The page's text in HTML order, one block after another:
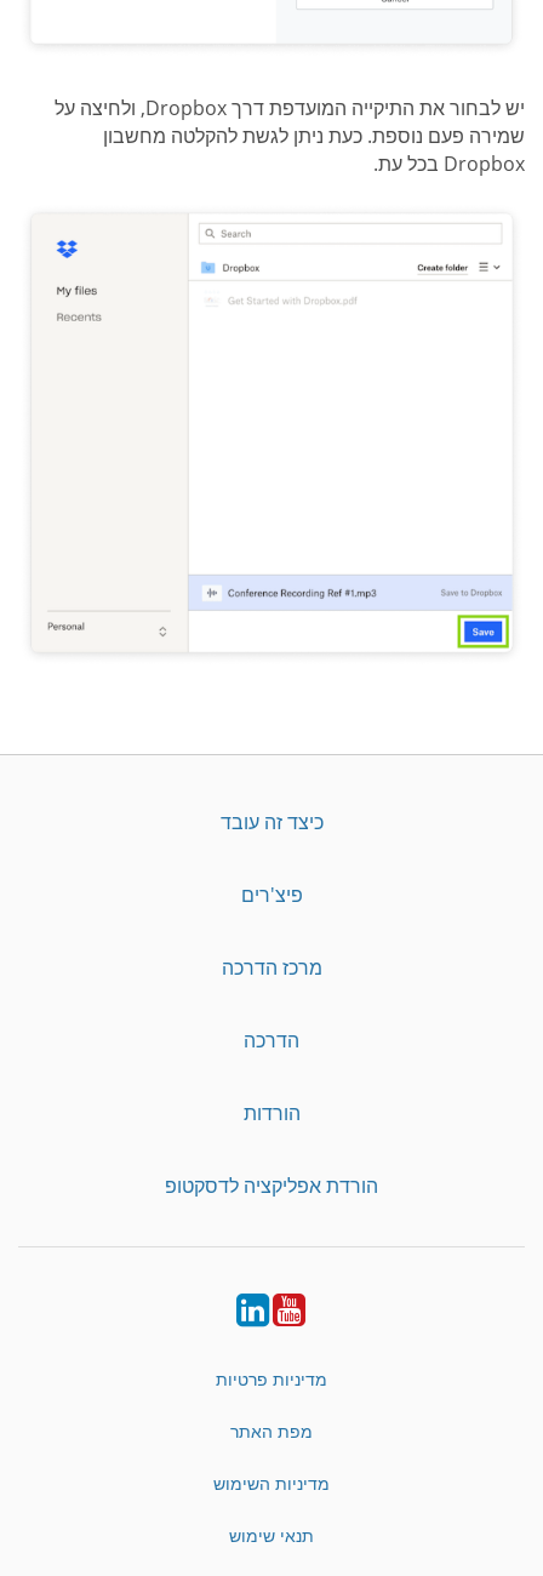
יש לבחור את התיקייה המועדפת דרך Dropbox, ולחיצה על
שמירה פעם נוספת. כעת ניתן לגשת להקלטה מחשבון
Dropbox בכל עת.
כיצד זה עובד
פיצ'רים
מרכז הדרכה
הדרכה
הורדות
הורדת אפליקציה לדסקטופ
YouTube
LinkedIn
מדיניות פרטיות
מפת האתר
מדיניות השימוש
תנאי שימוש